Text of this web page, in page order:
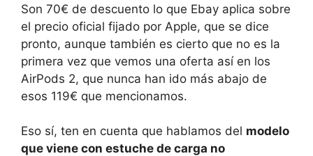
Son 70€ de descuento lo que Ebay aplica sobre
el precio oficial fijado por Apple, que se dice
pronto, aunque también es cierto que no es la
primera vez que vemos una oferta así en los
AirPods 2, que nunca han ido más abajo de
esos 119€ que mencionamos.
Eso sí, ten en cuenta que hablamos del modelo
que viene con estuche de carga no